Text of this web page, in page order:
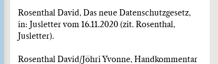
Rosenthal David, Das neue Datenschutzgesetz,
in: Jusletter vom 16.11.2020 (zit. Rosenthal,
Jusletter).
Rosenthal David/Jöhri Yvonne, Handkommentar